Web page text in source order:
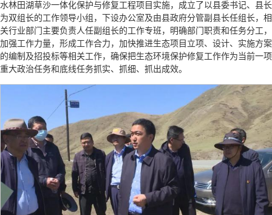
水林田湖草沙一体化保护与修复工程项目实施，成立了以县委书记、县长
为双组长的工作领导小组，下设办公室及由县政府分管副县长任组长，相
关行业部门主要负责人任副组长的工作专班，明确部门职责和任务分工，
加强工作力量，形成工作合力，加快推进生态项目立项、设计、实施方案
的编制及招投标等相关工作，确保把生态环境保护修复工作作为当前一项
重大政治任务和底线任务抓实、抓细、抓出成效。